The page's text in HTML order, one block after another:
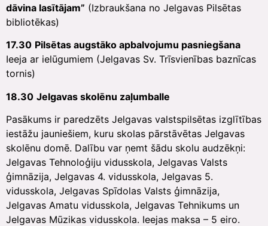
dāvina lasītājam” (Izbraukšana no Jelgavas Pilsētas
bibliotēkas)
17.30 Pilsētas augstāko apbalvojumu pasniegšana
Ieeja ar ielūgumiem (Jelgavas Sv. Trīsvienības baznīcas
tornis)
18.30 Jelgavas skolēnu zaļumballe
Pasākums ir paredzēts Jelgavas valstspilsētas izglītības
iestāžu jauniešiem, kuru skolas pārstāvētas Jelgavas
skolēnu domē. Dalību var ņemt šādu skolu audzēkņi:
Jelgavas Tehnoloģiju vidusskola, Jelgavas Valsts
ģimnāzija, Jelgavas 4. vidusskola, Jelgavas 5.
vidusskola, Jelgavas Spīdolas Valsts ģimnāzija,
Jelgavas Amatu vidusskola, Jelgavas Tehnikums un
Jelgavas Mūzikas vidusskola. Ieejas maksa – 5 eiro.